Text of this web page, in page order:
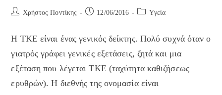
Post Χρήστος Ποντίκης
Post 12/06/2016
Post Yγεία
Η ΤΚΕ είναι ένας γενικός δείκτης. Πολύ συχνά όταν ο
γιατρός γράφει γενικές εξετάσεις, ζητά και μια
εξέταση που λέγεται ΤΚΕ (ταχύτητα καθιζήσεως
ερυθρών). Η διεθνής της ονομασία είναι